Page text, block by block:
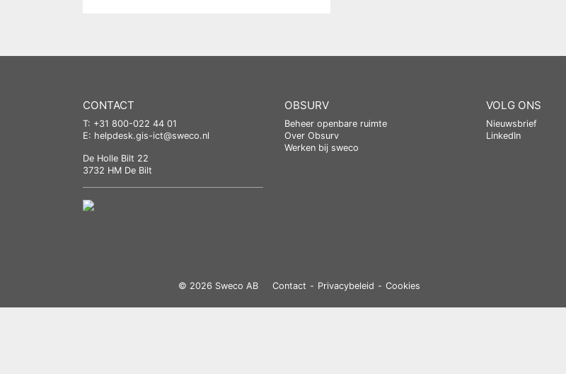
CONTACT
T: +31 800-022 44 01
E: helpdesk.gis-ict@sweco.nl
De Holle Bilt 22
3732 HM De Bilt
OBSURV
Beheer openbare ruimte
Over Obsurv
Werken bij sweco
VOLG ONS
Nieuwsbrief
LinkedIn
© 2026 Sweco AB Contact Privacybeleid Cookies